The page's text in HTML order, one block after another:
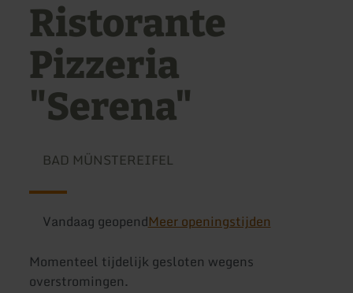
Ristorante
Pizzeria
"Serena"
BAD MÜNSTEREIFEL
Vandaag geopendMeer openingstijden
Momenteel tijdelijk gesloten wegens
overstromingen.